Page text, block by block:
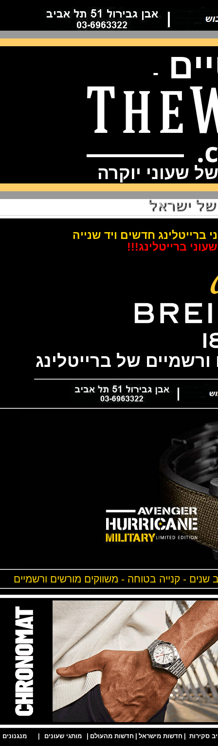
-
יוקרה
חדשים ויד שנייה
ברייטלינג!!!
של ברייטלינג
- קנייה בטוחה - משווקים מורשים ורשמיים
| חדשות מישראל | חדשות מהעולם | מותגי שעונים | מנגנונים |